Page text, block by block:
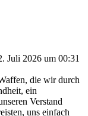
Juli 2026 um 00:31
die wir durch
ein
Verstand
uns einfach